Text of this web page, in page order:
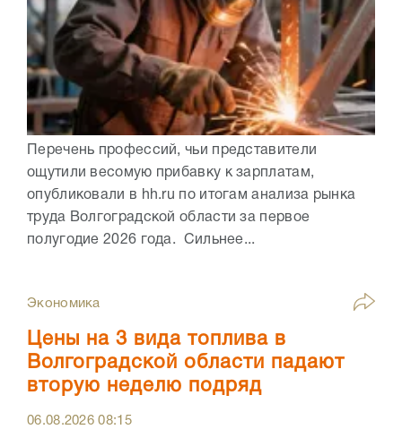
Перечень профессий, чьи представители
ощутили весомую прибавку к зарплатам,
опубликовали в hh.ru по итогам анализа рынка
труда Волгоградской области за первое
полугодие 2026 года. Сильнее...
Экономика
Цены на 3 вида топлива в
Волгоградской области падают
вторую неделю подряд
06.08.202608:15